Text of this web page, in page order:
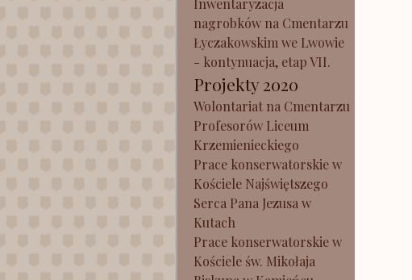
Inwentaryzacja
nagrobków na Cmentarzu
Łyczakowskim we Lwowie
- kontynuacja, etap VII.
Projekty 2020
Wolontariat na Cmentarzu
Profesorów Liceum
Krzemienieckiego
Prace konserwatorskie w
Kościele Najświętszego
Serca Pana Jezusa w
Kutach
Prace konserwatorskie w
Kościele św. Mikołaja